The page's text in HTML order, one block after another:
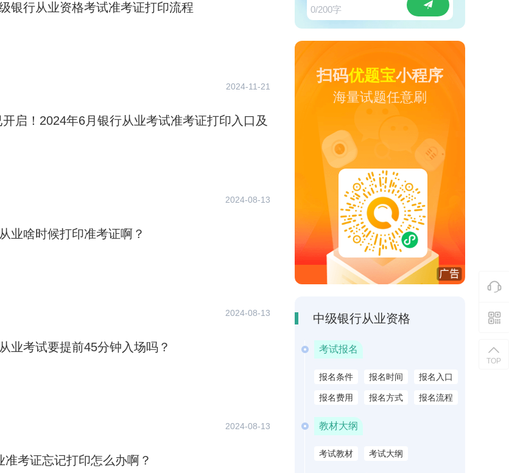
银行从业资格考试准考证打印流程
2024-11-21
启！2024年6月银行从业考试准考证打印入口及
2024-08-13
业啥时候打印准考证啊？
2024-08-13
业考试要提前45分钟入场吗？
2024-08-13
准考证忘记打印怎么办啊？
0/200字
扫码优题宝小程序
海量试题任意刷
中级银行从业资格
考试报名
报名条件 报名时间 报名入口
报名费用 报名方式 报名流程
教材大纲
考试教材 考试大纲
TOP